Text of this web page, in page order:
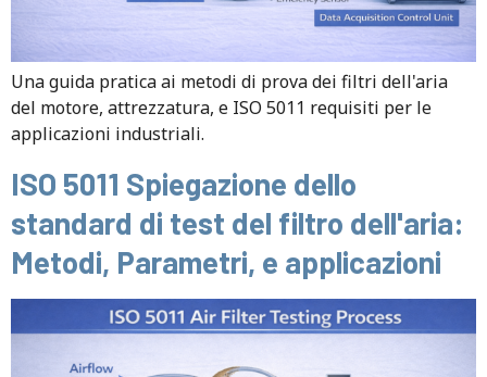
Una guida pratica ai metodi di prova dei filtri dell'aria
del motore, attrezzatura, e ISO 5011 requisiti per le
applicazioni industriali.
ISO 5011 Spiegazione dello
standard di test del filtro dell'aria:
Metodi, Parametri, e applicazioni